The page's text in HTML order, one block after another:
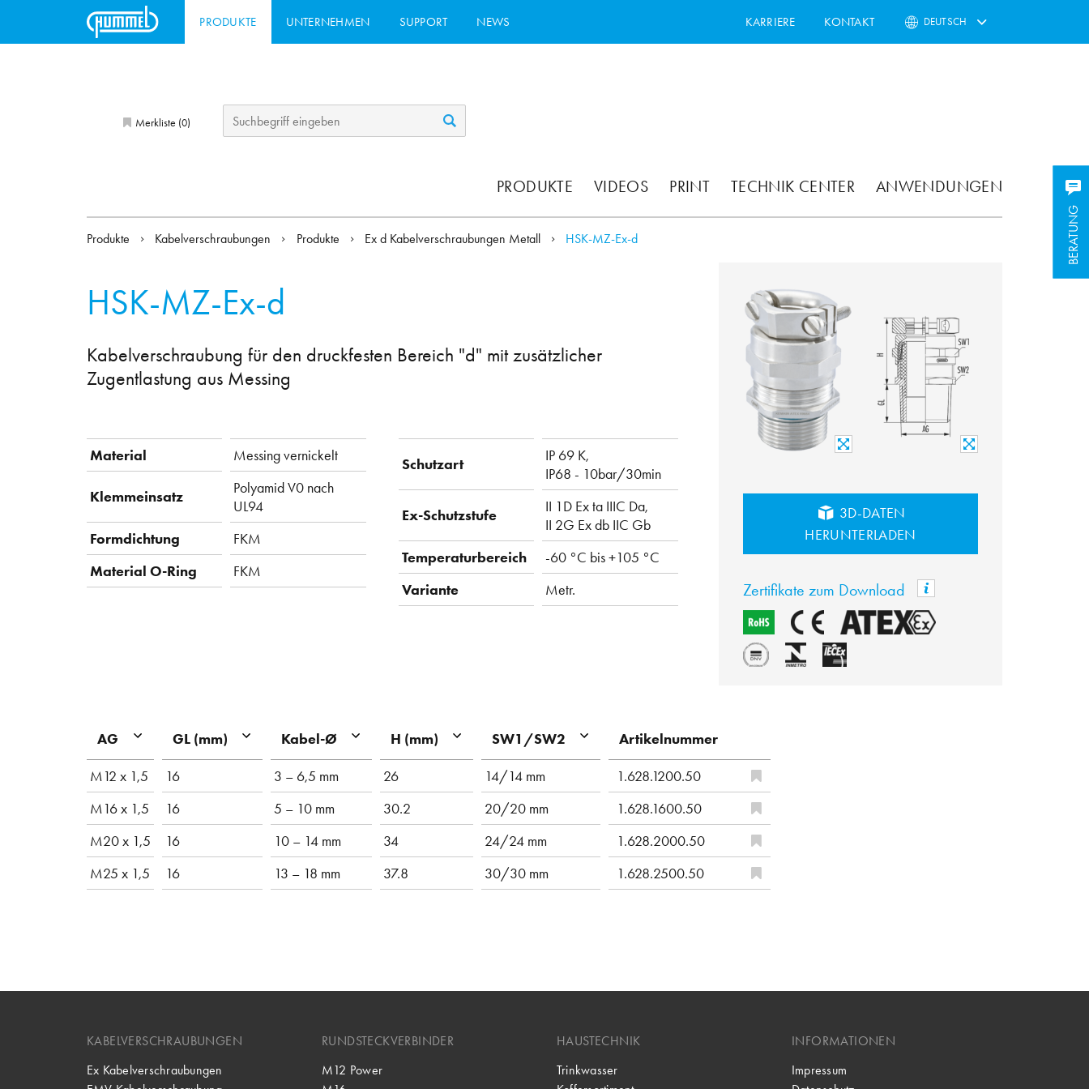
PRODUKTE UNTERNEHMEN SUPPORT NEWS KARRIERE KONTAKT DEUTSCH
Merkliste (0)
PRODUKTE VIDEOS PRINT TECHNIK CENTER ANWENDUNGEN
BERATUNG
BERATUNG
Produkte Kabelverschraubungen Produkte Ex d Kabelverschraubungen Metall HSK-MZ-Ex-d
HSK-MZ-Ex-d
Kabelverschraubung für den druckfesten Bereich "d" mit zusätzlicher
Zugentlastung aus Messing
Material Messing vernickelt
Klemmeinsatz
Polyamid V0 nach
UL94
Formdichtung
FKM
Material O-Ring
FKM
Schutzart
IP 69 K,
IP68 - 10bar/30min
Ex-Schutzstufe
II 1D Ex ta IIIC Da,
II 2G Ex db IIC Gb
Temperaturbereich
-60 °C bis +105 °C
Variante
Metr.
3D-DATEN
HERUNTERLADEN
Zertifikate zum Download
AG GL (mm) Kabel-Ø H (mm) SW1/SW2 Artikelnummer
M12 x 1,5 16 3 – 6,5 mm 26 14/14 mm
1.628.1200.50
M16 x 1,5
16 5 – 10 mm 30.2 20/20 mm
1.628.1600.50
M20 x 1,5
16 10 – 14 mm 34 24/24 mm
1.628.2000.50
M25 x 1,5
16 13 – 18 mm 37.8 30/30 mm 1.628.2500.50
KABELVERSCHRAUBUNGEN
Ex Kabelverschraubungen
RUNDSTECKVERBINDER
M12 Power
HAUSTECHNIK
Trinkwasser
INFORMATIONEN
Impressum